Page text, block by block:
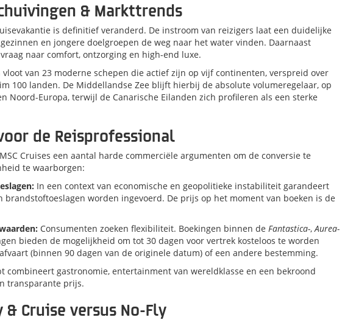
& Markttrends
is definitief veranderd. De instroom van reizigers laat een duidelijke
en jongere doelgroepen de weg naar het water vinden. Daarnaast
naar comfort, ontzorging en high-end luxe.
van 23 moderne schepen die actief zijn op vijf continenten, verspreid over
100 landen. De Middellandse Zee blijft hierbij de absolute volumeregelaar, op
Noord-Europa, terwijl de Canarische Eilanden zich profileren als een sterke
de Reisprofessional
Cruises een aantal harde commerciële argumenten om de conversie te
te waarborgen:
In een context van economische en geopolitieke instabiliteit garandeert
brandstoftoeslagen worden ingevoerd. De prijs op het moment van boeken is de
Consumenten zoeken flexibiliteit. Boekingen binnen de Fantastica-,Aurea-
bieden de mogelijkheid om tot 30 dagen voor vertrek kosteloos te worden
(binnen 90 dagen van de originele datum) of een andere bestemming.
combineert gastronomie, entertainment van wereldklasse en een bekroond
transparante prijs.
Cruise versus No-Fly